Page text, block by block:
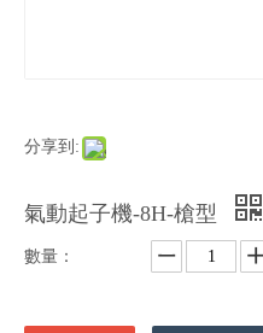
分享到:
氣動起子機-8H-槍型
數量：